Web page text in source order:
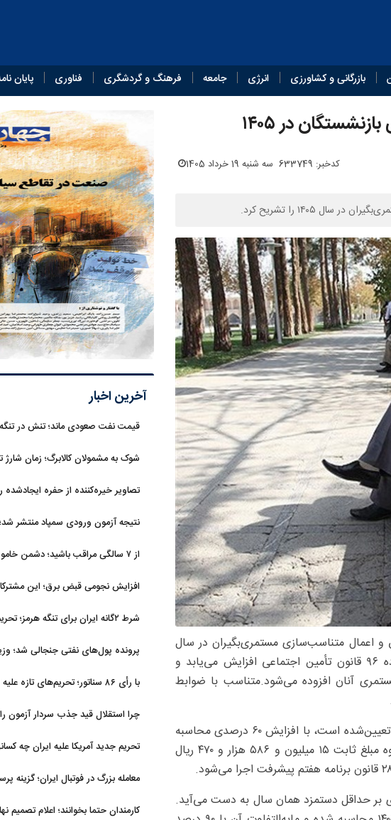
بازرگانی و کشاورزی انرژی جامعه فرهنگ و گردشگری فناوری پایان‌
در ۱۴۰۵
کدخبر: 633749 سه شنبه 19 خرداد 1405
۱۴۰۵ را تشریح کرد.
اعمال متناسب‌سازی مستمری‌بگیران در سال
۱۴۰۵ را تشریح کرد.بر اساس این دستورالعمل، ابتدا مستمری‌ها مطابق ماده ۹۶ قانون تأمین اجتماعی افزایش می‌یابد و
آنان افزوده می‌شود.متناسب با ضوابط
بر این اساس، حقوق حداقل‌بگیران و افرادی که دریافتی آنان کمتر از حداقل تعیین‌شده است، با افزایش ۶۰ درصدی محاسبه
می‌شود. همچنین مستمری سایر سطوح با اعمال افزایش ۴۵ درصدی به‌علاوه مبلغ ثابت ۱۵ میلیون و ۵۸۶ هزار و ۴۷۰ ریال
بر حداقل دستمزد همان سال به دست می‌آید.
آخرین اخبار
قیمت نفت صعودی ماند؛ تنش در تنگه هرمز
شوک به مشمولان کالابرگ؛ زمان شارژ
تصاویر خیره‌کننده از حفره
نتیجه آزمون ورودی سمپاد منتشر
از ۷ سالگی مراقب باشید؛ دشمن
افزایش نجومی قبض برق؛ این
شرط ۲گانه ایران برای تنگه هرمز؛
پرونده پول‌های نفتی جنجالی شد؛
با رأی ۸۶ سناتور؛ تحریم‌های تازه علیه ایران کلید خورد
چرا استقلال قید جذب سردار آزمون
تحریم جدید آمریکا علیه ایران چه
معامله بزرگ در فوتبال ایران؛ گزینه
کارمندان حتما بخوانند؛ اعلام تصمیم